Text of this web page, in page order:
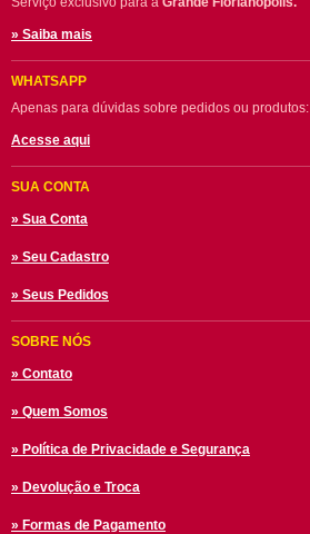
» Saiba mais
WHATSAPP
Apenas para dúvidas sobre pedidos ou produtos:
Acesse aqui
SUA CONTA
» Sua Conta
» Seu Cadastro
» Seus Pedidos
SOBRE NÓS
» Contato
» Quem Somos
» Política de Privacidade e Segurança
» Devolução e Troca
» Formas de Pagamento